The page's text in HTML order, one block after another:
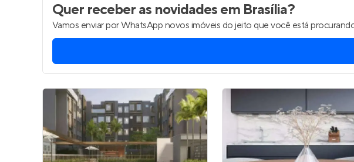
Quer receber as novidadesem Brasília?
Vamos enviar por WhatsApp novos imóveis do jeito que você está